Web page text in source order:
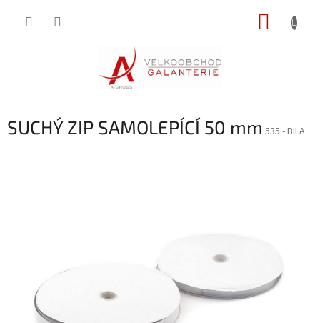
SUCHÝ ZIP SAMOLEPÍCÍ 50 mm 535 - BILA